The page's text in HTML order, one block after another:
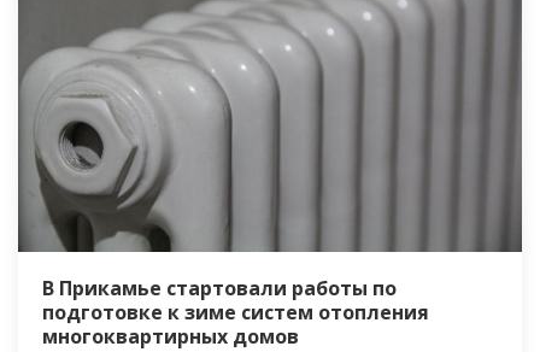
В Прикамье стартовали работы по
подготовке к зиме систем отопления
многоквартирных домов